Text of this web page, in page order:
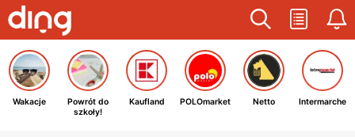
Wakacje
Powrót do
szkoły!
Kaufland POLOmarket Netto Intermarche